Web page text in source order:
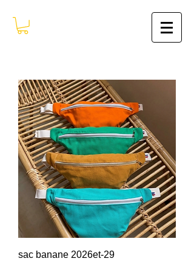
sac banane 2026et-29